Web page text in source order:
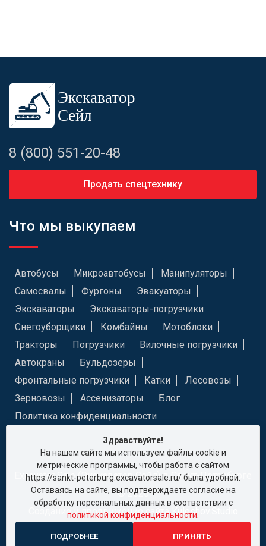
8 (800) 551-20-48
Продать спецтехнику
Что мы выкупаем
Автобусы Микроавтобусы
Манипуляторы
Самосвалы
Фургоны
Эвакуаторы
Экскаваторы
Экскаваторы-погрузчики
Снегоуборщики
Комбайны
Мотоблоки
Тракторы
Погрузчики
Вилочные погрузчики
Автокраны
Бульдозеры
Фронтальные погрузчики
Катки
Лесовозы
Зерновозы
Ассенизаторы
Блог
Политика конфиденциальности
Excavator Sale (Экскаватор Сейл) в Санкт-Петербурге
© 2026
Создание и продвижение сайта Kuleshov.Studio
Здравствуйте!
На нашем сайте мы используем файлы cookie и
метрические программы, чтобы работа с сайтом
https://sankt-peterburg.excavatorsale.ru/ была удобной.
Оставаясь на сайте, вы подтверждаете согласие на
обработку персональных данных в соответствии с
политикой конфиденциальности
ПОДРОБНЕЕ ПРИНЯТЬ